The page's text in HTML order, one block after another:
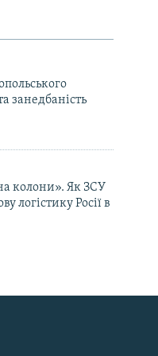
занедбаність
колони». Як ЗСУ
логістику Росії в